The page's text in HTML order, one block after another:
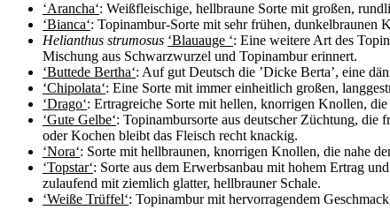
‘Arancha‘: Weißfleischige, hellbraune Sorte mit großen,
‘Bianca‘: Topinambur-Sorte mit sehr frühen, dunkelbraunen
Helianthus strumosus ‘Blauauge ‘: Eine weitere Art des
Mischung aus Schwarzwurzel und Topinambur erinnert.
‘Buttede Bertha‘: Auf gut Deutsch die ’Dicke Berta’, eine
‘Chipolata‘: Eine Sorte mit immer einheitlich großen,
‘Drago‘: Ertragreiche Sorte mit hellen, knorrigen Knollen,
‘Gute Gelbe‘: Topinambursorte aus deutscher Züchtung,
oder Kochen bleibt das Fleisch recht knackig.
‘Nora‘: Sorte mit hellbraunen, knorrigen Knollen, die nahe
‘Topstar‘: Sorte aus dem Erwerbsanbau mit hohem Ertrag
zulaufend mit ziemlich glatter, hellbrauner Schale.
‘Weiße Trüffel‘: Topinambur mit hervorragendem